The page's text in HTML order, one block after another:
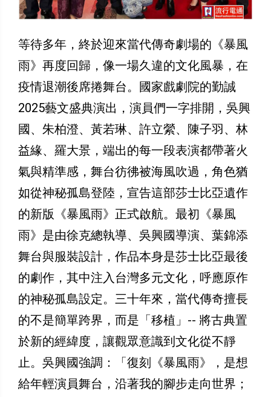
等待多年，終於迎來當代傳奇劇場的《暴風
雨》再度回歸，像一場久違的文化風暴，在
疫情退潮後席捲舞台。國家戲劇院的勤誠
2025藝文盛典演出，演員們一字排開，吳興
國、朱柏澄、黃若琳、許立縈、陳子羽、林
益緣、羅大景，端出的每一段表演都帶著火
氣與精準感，舞台彷彿被海風吹過，角色猶
如從神秘孤島登陸，宣告這部莎士比亞遺作
的新版《暴風雨》正式啟航。最初《暴風
雨》是由徐克總執導、吳興國導演、葉錦添
舞台與服裝設計，作品本身是莎士比亞最後
的劇作，其中注入台灣多元文化，呼應原作
的神秘孤島設定。三十年來，當代傳奇擅長
的不是簡單跨界，而是「移植」-- 將古典置
於新的經緯度，讓觀眾意識到文化從不靜
止。吳興國強調：「復刻《暴風雨》，是想
給年輕演員舞台，沿著我的腳步走向世界；